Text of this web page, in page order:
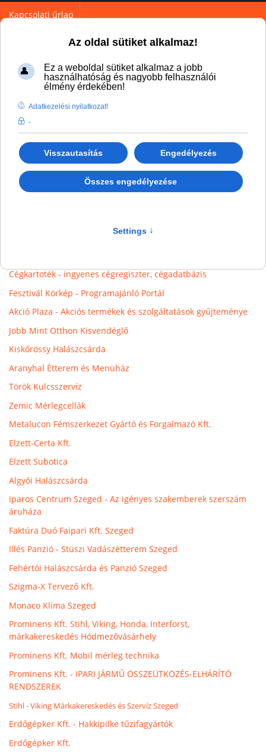
Az oldal sütiket alkalmaz!
Ez a weboldal sütiket alkalmaz a jobb
használhatóság és nagyobb felhasználói
élmény érdekében!
Adatkezelési nyilatkozat!
-
Visszautasítás Engedélyezés
Összes engedélyezése
Settings ↑
Kapcsolati űrlap
You are here:
Partnereink
Cégkartoték - ingyenes cégregiszter, cégadatbázis
Fesztivál Körkép - Programajánló Portál
Akció Plaza - Akciós termékek és szolgáltatások gyűjteménye
Jobb Mint Otthon Kisvendéglő
Kiskőrössy Halászcsárda
Aranyhal Étterem és Menüház
Török Kulcsszervíz
Zemic Mérlegcellák
Metalucon Fémszerkezet Gyártó és Forgalmazó Kft.
Elzett-Certa Kft.
Elzett Subotica
Algyői Halászcsárda
Iparos Centrum Szeged - Az igényes szakemberek szerszám
áruháza
Faktúra Duó Faipari Kft. Szeged
Illés Panzió - Stüszi Vadászétterem Szeged
Fehértói Halászcsárda és Panzió Szeged
Szigma-X Tervező Kft.
Monaco Klíma Szeged
Prominens Kft. Stihl, Viking, Honda, Interforst,
márkakereskedés Hódmezővásárhely
Prominens Kft. Mobil mérleg technika
Prominens Kft. - IPARI JÁRMŰ ÖSSZEÜTKÖZÉS-ELHÁRÍTÓ
RENDSZEREK
Stihl - Viking Márkakereskedés és Szervíz Szeged
Erdőgépker Kft. - Hakkipilke tűzifagyártók
Erdőgépker Kft.